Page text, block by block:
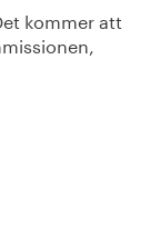
kommer att